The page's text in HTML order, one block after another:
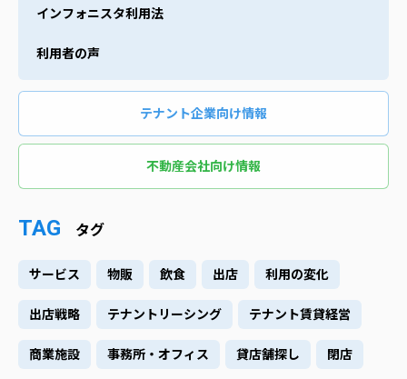
インフォニスタ利用法
利用者の声
テナント企業向け情報
不動産会社向け情報
TAG タグ
サービス 物販 飲食 出店 利用の変化
出店戦略 テナントリーシング テナント賃貸経営
商業施設 事務所・オフィス 貸店舗探し 閉店